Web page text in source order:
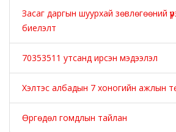
Засаг даргын шуурхай зөвлөгөөний
биелэлт
70353511 утсанд ирсэн мэдээлэл
Хэлтэс албадын 7 хоногийн ажлын
Өргөдөл гомдлын тайлан